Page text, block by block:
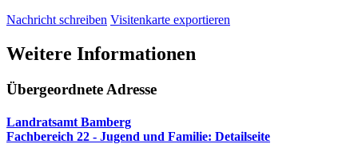
Nachricht schreiben Visitenkarte exportieren
Weitere Informationen
Übergeordnete Adresse
Landratsamt Bamberg
Fachbereich 22 - Jugend und Familie: Detailseite